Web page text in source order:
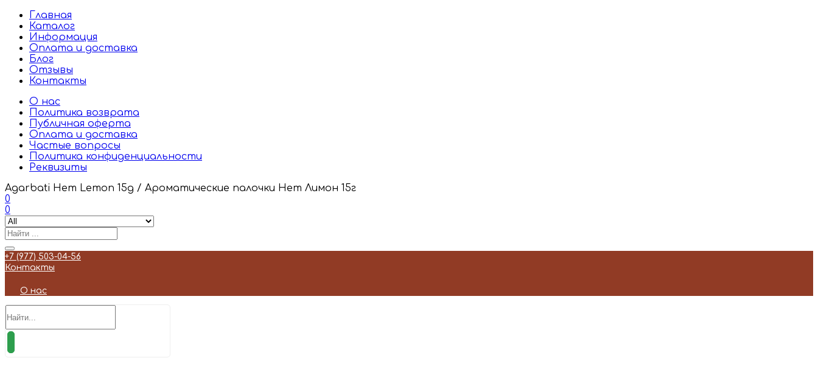
Главная
Каталог
Информация
Оплата и доставка
Блог
Отзывы
Контакты
О нас
Политика возврата
Публичная оферта
Оплата и доставка
Частые вопросы
Политика конфиденциальности
Реквизиты
Agarbati Hem Lemon 15g / Ароматические палочки Hem Лимон 15г
0
0
+7 (977) 503-04-56
Контакты
О нас